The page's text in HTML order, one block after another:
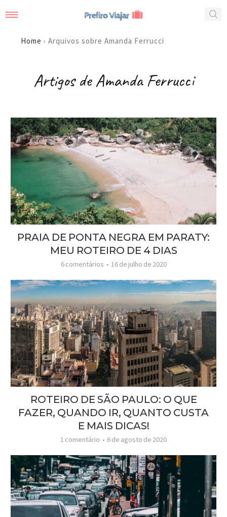
Home ›Arquivos sobre Amanda Ferrucci
Artigos de Amanda Ferrucci
PRAIA DE PONTA NEGRA EM PARATY:
MEU ROTEIRO DE 4 DIAS
6 comentários 16 de julho de 2020
ROTEIRO DE SÃO PAULO: O QUE
FAZER, QUANDO IR, QUANTO CUSTA
E MAIS DICAS!
1 comentário 6 de agosto de 2020